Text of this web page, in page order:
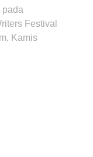
pada
Festival
Kamis